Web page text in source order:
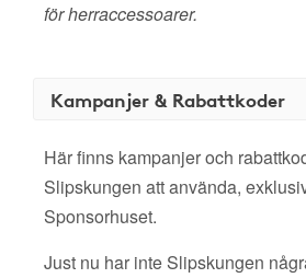
för herraccessoarer.
Kampanjer & Rabattkoder
Här finns kampanjer och
Slipskungen att använda,
Sponsorhuset.
Just nu har inte Slipskungen